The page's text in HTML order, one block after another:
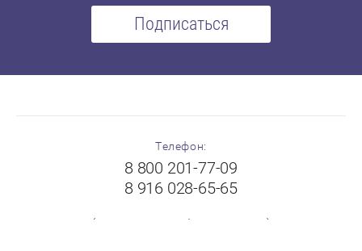
Подписаться
Телефон:
8 800 201-77-09
8 916 028-65-65
(с 8:00 до 19:00 без выходных)